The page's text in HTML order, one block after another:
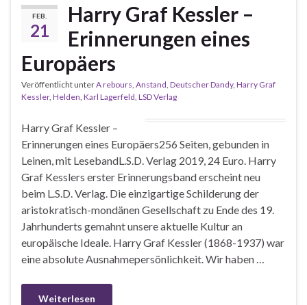
FEB.
21
Harry Graf Kessler –
Erinnerungen eines
Europäers
Veröffentlicht unterA rebours Anstand Deutscher Dandy, Harry Graf
Kessler, Helden Karl Lagerfeld LSD Verlag
Harry Graf Kessler –
Erinnerungen eines Europäers256 Seiten, gebunden in
Leinen, mit LesebandL.S.D. Verlag 2019, 24 Euro. Harry
Graf Kesslers erster Erinnerungsband erscheint neu
beim L.S.D. Verlag. Die einzigartige Schilderung der
aristokratisch-mondänen Gesellschaft zu Ende des 19.
Jahrhunderts gemahnt unsere aktuelle Kultur an
europäische Ideale. Harry Graf Kessler (1868-1937) war
eine absolute Ausnahmepersönlichkeit. Wir haben …
Weiterlesen